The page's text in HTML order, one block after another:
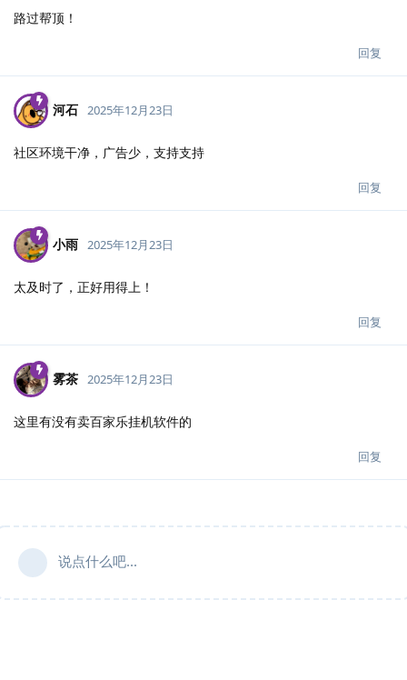
路过帮顶！
回复
河石 2025年12月23日
社区环境干净，广告少，支持支持
回复
小雨 2025年12月23日
太及时了，正好用得上！
回复
雾茶 2025年12月23日
这里有没有卖百家乐挂机软件的
回复
说点什么吧...